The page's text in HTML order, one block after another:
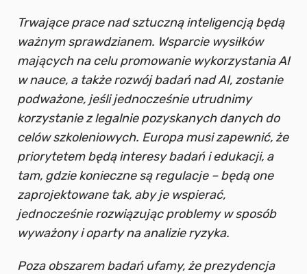
Trwające prace nad sztuczną inteligencją będą
ważnym sprawdzianem. Wsparcie wysiłków
mających na celu promowanie wykorzystania AI
w nauce, a także rozwój badań nad AI, zostanie
podważone, jeśli jednocześnie utrudnimy
korzystanie z legalnie pozyskanych danych do
celów szkoleniowych. Europa musi zapewnić, że
priorytetem będą interesy badań i edukacji, a
tam, gdzie konieczne są regulacje – będą one
zaprojektowane tak, aby je wspierać,
jednocześnie rozwiązując problemy w sposób
wyważony i oparty na analizie ryzyka.
Poza obszarem badań ufamy, że prezydencja